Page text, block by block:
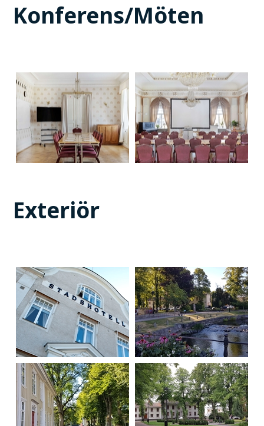
Konferens/Möten
Exteriör